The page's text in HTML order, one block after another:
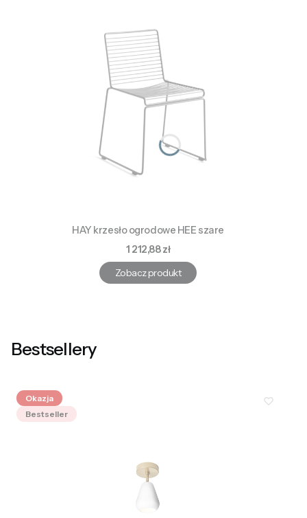
HAY krzesło ogrodowe HEE szare
Cena
1 212,88 zł
Zobacz produkt
Bestsellery
Okazja
Bestseller